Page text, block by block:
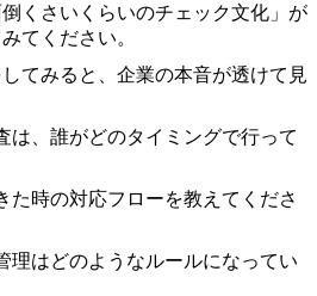
くさいくらいのチェック文化」が
てください。
てみると、企業の本音が透けて見
は、誰がどのタイミングで行って
た時の対応フローを教えてくださ
理はどのようなルールになってい